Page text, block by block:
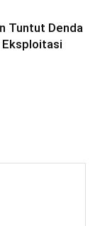
Tuntut Denda